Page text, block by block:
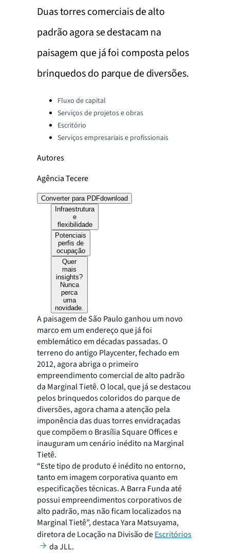
Duas torres comerciais de alto
padrão agora se destacam na
paisagem que já foi composta pelos
brinquedos do parque de diversões.
Categories:Fluxo de capital
Serviços de projetos e obras
Escritório
Serviços empresariais e profissionais
Autores
Agência Tecere
Converter para PDFdownload
Infraestrutura
e
flexibilidade
Potenciais
perfis de
ocupação
Quer
mais
insights?
Nunca
perca
uma
novidade.
A paisagem de São Paulo ganhou um novo
marco em um endereço que já foi
emblemático em décadas passadas. O
terreno do antigo Playcenter, fechado em
2012, agora abriga o primeiro
empreendimento comercial de alto padrão
da Marginal Tietê. O local, que já se destacou
pelos brinquedos coloridos do parque de
diversões, agora chama a atenção pela
imponência das duas torres envidraçadas
que compõem o Brasília Square Offices e
inauguram um cenário inédito na Marginal
Tietê.
“Este tipo de produto é inédito no entorno,
tanto em imagem corporativa quanto em
especificações técnicas. A Barra Funda até
possui empreendimentos corporativos de
alto padrão, mas não ficam localizados na
Marginal Tietê”, destaca Yara Matsuyama,
diretora de Locação na Divisão deEscritórios
da JLL.